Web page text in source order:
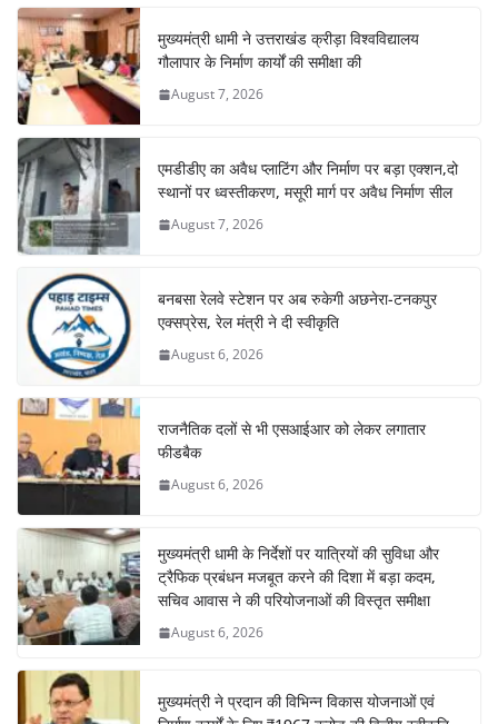
मुख्यमंत्री धामी ने उत्तराखंड क्रीड़ा विश्वविद्यालय
गौलापार के निर्माण कार्यों की समीक्षा की
August 7, 2026
एमडीडीए का अवैध प्लाटिंग और निर्माण पर बड़ा एक्शन,दो
स्थानों पर ध्वस्तीकरण, मसूरी मार्ग पर अवैध निर्माण सील
August 7, 2026
बनबसा रेलवे स्टेशन पर अब रुकेगी अछनेरा-टनकपुर
एक्सप्रेस, रेल मंत्री ने दी स्वीकृति
August 6, 2026
राजनैतिक दलों से भी एसआईआर को लेकर लगातार
फीडबैक
August 6, 2026
मुख्यमंत्री धामी के निर्देशों पर यात्रियों की सुविधा और
ट्रैफिक प्रबंधन मजबूत करने की दिशा में बड़ा कदम,
सचिव आवास ने की परियोजनाओं की विस्तृत समीक्षा
August 6, 2026
मुख्यमंत्री ने प्रदान की विभिन्न विकास योजनाओं एवं